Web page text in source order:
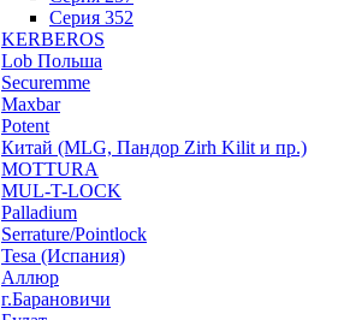
Серия 352
KERBEROS
Lob Польша
Securemme
Maxbar
Potent
Китай (MLG, Пандор Zirh Kilit и пр.)
MOTTURA
MUL-T-LOCK
Palladium
Serrature/Pointlock
Tesa (Испания)
Аллюр
г.Барановичи